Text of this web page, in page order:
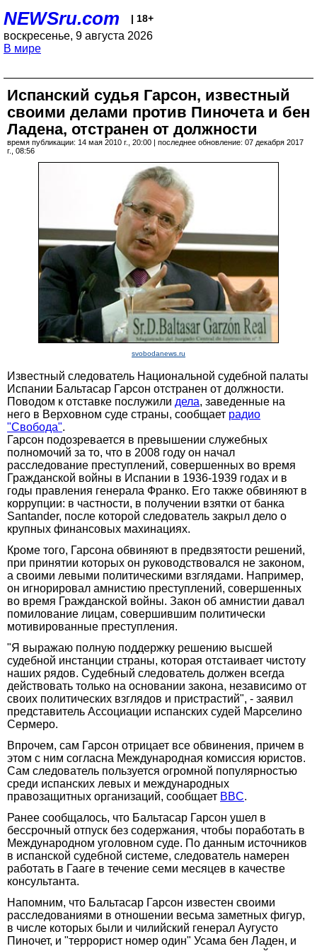
NEWSru.com | 18+
воскресенье, 9 августа 2026
В мире
Испанский судья Гарсон, известный
своими делами против Пиночета и бен
Ладена, отстранен от должности
время публикации: 14 мая 2010 г., 20:00 | последнее обновление: 07 декабря 2017
г., 08:56
svobodanews.ru
Известный следователь Национальной судебной палаты
Испании Бальтасар Гарсон отстранен от должности.
Поводом к отставке послужили дела, заведенные на
него в Верховном суде страны, сообщает радио
"Свобода".
Гарсон подозревается в превышении служебных
полномочий за то, что в 2008 году он начал
расследование преступлений, совершенных во время
Гражданской войны в Испании в 1936-1939 годах и в
годы правления генерала Франко. Его также обвиняют в
коррупции: в частности, в получении взятки от банка
Santander, после которой следователь закрыл дело о
крупных финансовых махинациях.
Кроме того, Гарсона обвиняют в предвзятости решений,
при принятии которых он руководствовался не законом,
а своими левыми политическими взглядами. Например,
он игнорировал амнистию преступлений, совершенных
во время Гражданской войны. Закон об амнистии давал
помилование лицам, совершившим политически
мотивированные преступления.
"Я выражаю полную поддержку решению высшей
судебной инстанции страны, которая отстаивает чистоту
наших рядов. Судебный следователь должен всегда
действовать только на основании закона, независимо от
своих политических взглядов и пристрастий", - заявил
представитель Ассоциации испанских судей Марселино
Сермеро.
Впрочем, сам Гарсон отрицает все обвинения, причем в
этом с ним согласна Международная комиссия юристов.
Сам следователь пользуется огромной популярностью
среди испанских левых и международных
правозащитных организаций, сообщает BBC.
Ранее сообщалось, что Бальтасар Гарсон ушел в
бессрочный отпуск без содержания, чтобы поработать в
Международном уголовном суде. По данным источников
в испанской судебной системе, следователь намерен
работать в Гааге в течение семи месяцев в качестве
консультанта.
Напомним, что Бальтасар Гарсон известен своими
расследованиями в отношении весьма заметных фигур,
в числе которых были и чилийский генерал Аугусто
Пиночет, и "террорист номер один" Усама бен Ладен, и